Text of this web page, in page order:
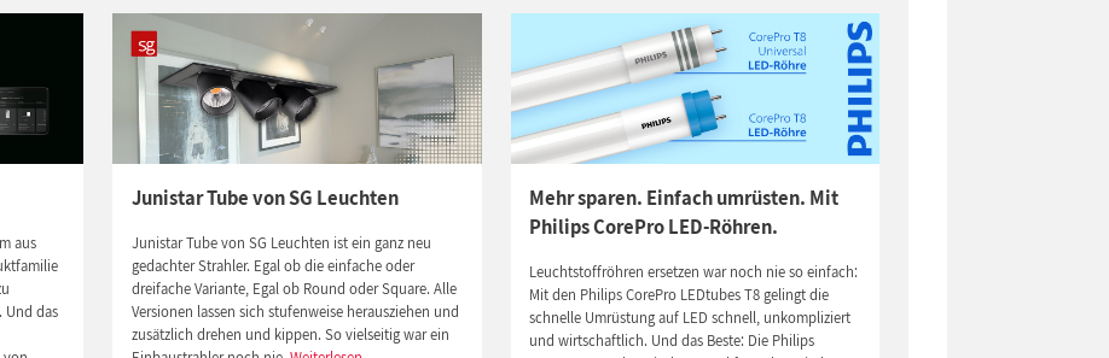
aus
Und das
Junistar Tube von SG Leuchten
Junistar Tube von SG Leuchten ist ein ganz neu
gedachter Strahler. Egal ob die einfache oder
dreifache Variante, Egal ob Round oder Square. Alle
Versionen lassen sich stufenweise herausziehen und
zusätzlich drehen und kippen. So vielseitig war ein
Mehr sparen. Einfach umrüsten. Mit
Philips CorePro LED-Röhren.
Leuchtstoffröhren ersetzen war noch nie so einfach:
Mit den Philips CorePro LEDtubes T8 gelingt die
schnelle Umrüstung auf LED schnell, unkompliziert
und wirtschaftlich. Und das Beste: Die Philips